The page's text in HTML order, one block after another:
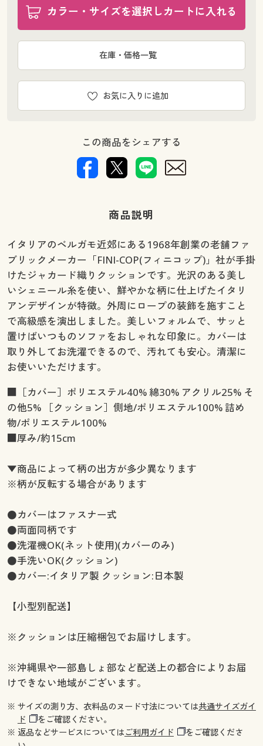
カラー・サイズを選択しカートに入れる
お気に入りに追加
在庫・価格一覧
この商品をシェアする
商品説明
イタリアのベルガモ近郊にある1968年創業の老舗ファ
ブリックメーカー「FINI-COP(フィニコップ)」社が手掛
けたジャカード織りクッションです。光沢のある美し
いシェニール糸を使い、鮮やかな柄に仕上げたイタリ
アンデザインが特徴。外周にロープの装飾を施すこと
で高級感を演出しました。美しいフォルムで、サッと
置けばいつものソファをおしゃれな印象に。カバーは
取り外してお洗濯できるので、汚れても安心。清潔に
お使いいただけます。
■［カバー］ポリエステル40% 綿30% アクリル25% そ
の他5% ［クッション］側地/ポリエステル100% 詰め
物/ポリエステル100%
■厚み/約15cm
▼商品によって柄の出方が多少異なります
※柄が反転する場合があります
●カバーはファスナー式
●両面同柄です
●洗濯機OK(ネット使用)(カバーのみ)
●手洗いOK(クッション)
●カバー:イタリア製 クッション:日本製
【小型別配送】
※クッションは圧縮梱包でお届けします。
※沖縄県や一部島しょ部など配送上の都合によりお届
けできない地域がございます。
※ サイズの測り方、衣料品のヌード寸法については共通サイズガイ
ド
をご確認ください。
※ 返品などサービスについてはご利用ガイド
をご確認くださ